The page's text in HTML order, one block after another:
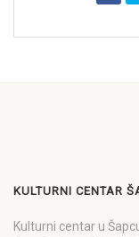
KULTURNI CENTAR
Kulturni centar u